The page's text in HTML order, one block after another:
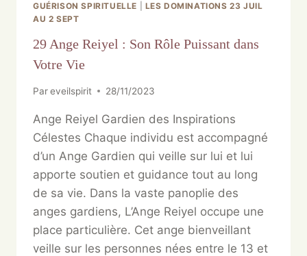
GUÉRISON SPIRITUELLE
LES DOMINATIONS 23 JUIL
AU 2 SEPT
29 Ange Reiyel : Son Rôle Puissant dans
Votre Vie
Pareveilspirit 28/11/2023
Ange Reiyel Gardien des Inspirations
Célestes Chaque individu est accompagné
d’un Ange Gardien qui veille sur lui et lui
apporte soutien et guidance tout au long
de sa vie. Dans la vaste panoplie des
anges gardiens, L’Ange Reiyel occupe une
place particulière. Cet ange bienveillant
veille sur les personnes nées entre le 13 et